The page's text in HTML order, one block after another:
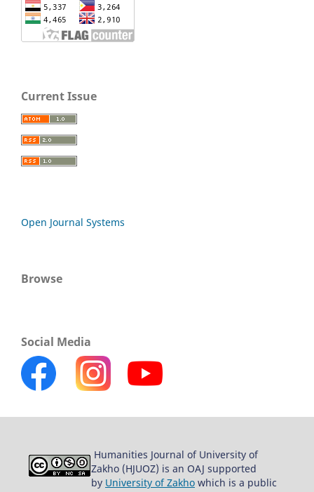
Current Issue
Open Journal Systems
Browse
Social Media
Humanities Journal of University of
Zakho (HJUOZ) is an OAJ supported
by University of Zakho which is a public